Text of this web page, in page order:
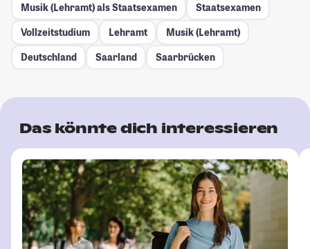
Musik (Lehramt) als Staatsexamen
Staatsexamen
Vollzeitstudium
Lehramt
Musik (Lehramt)
Deutschland
Saarland Saarbrücken
Das könnte dich interessieren